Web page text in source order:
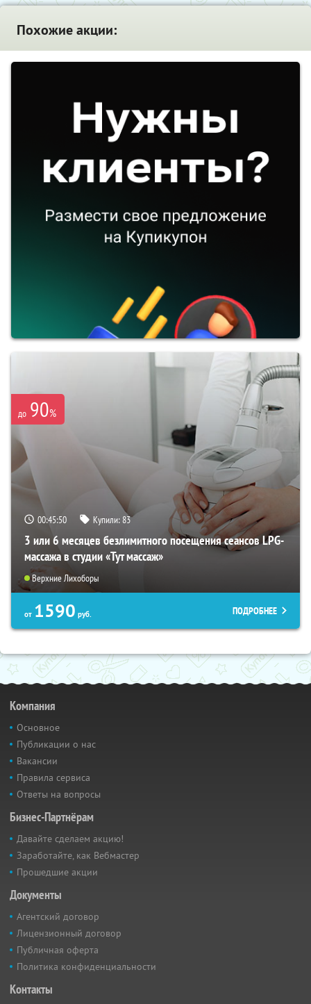
Похожие акции:
до 90%
00:45:50 Купили: 83
3 или 6 месяцев безлимитного посещения сеансов LPG-
массажа в студии «Тут массаж»
Верхние Лихоборы
от 1590 руб. ПОДРОБНЕЕ
Компания
Основное
Публикации о нас
Вакансии
Правила сервиса
Ответы на вопросы
Бизнес-Партнёрам
Давайте сделаем акцию!
Заработайте, как Вебмастер
Прошедшие акции
Документы
Агентский договор
Лицензионный договор
Публичная оферта
Политика конфиденциальности
Контакты